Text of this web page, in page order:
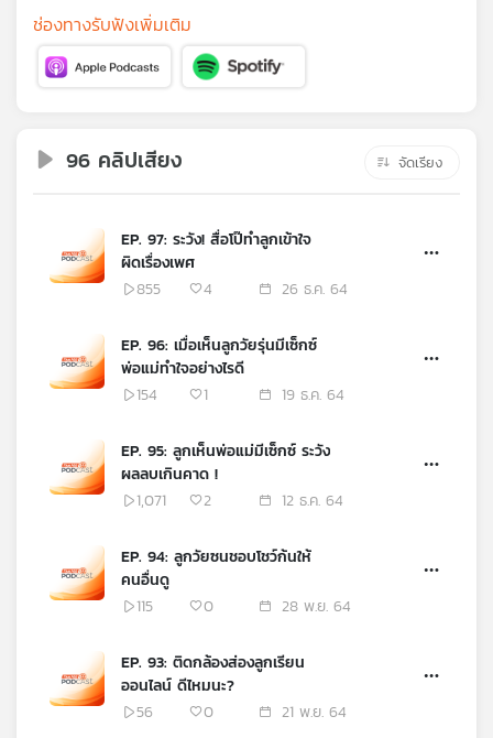
สต์
ของ
คุณ
เพลง
กิจกรรม
ช่องทางรับฟังเพิ่มเติม
96 คลิปเสียง จัดเรียง
EP. 97: ระวัง! สื่อโป๊ทำลูกเข้าใจ
ผิดเรื่องเพศ
855
4 26 ธ.ค. 64
EP. 96: เมื่อเห็นลูกวัยรุ่นมีเซ็กซ์
พ่อแม่ทำใจอย่างไรดี
154
1 19 ธ.ค. 64
EP. 95: ลูกเห็นพ่อแม่มีเซ็กซ์ ระวัง
ผลลบเกินคาด !
1,071
2 12 ธ.ค. 64
EP. 94: ลูกวัยซนชอบโชว์ก้นให้
คนอื่นดู
115
0 28 พ.ย. 64
EP. 93: ติดกล้องส่องลูกเรียน
ออนไลน์ ดีไหมนะ?
56
0 21 พ.ย. 64